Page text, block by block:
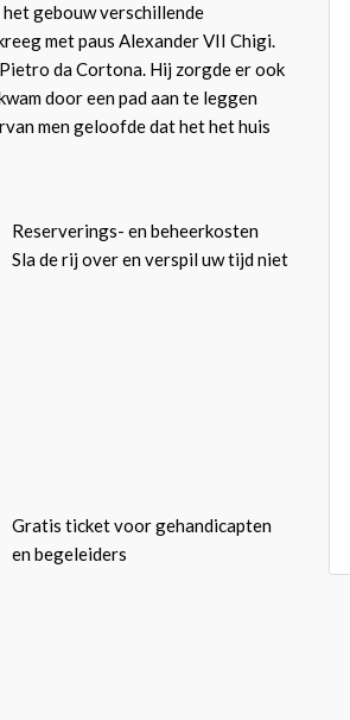
gebouw verschillende
met paus Alexander VII Chigi.
da Cortona. Hij zorgde er ook
door een pad aan te leggen
men geloofde dat het het huis
Reserverings- en beheerkosten
Sla de rij over en verspil uw tijd niet
Gratis ticket voor gehandicapten
en begeleiders